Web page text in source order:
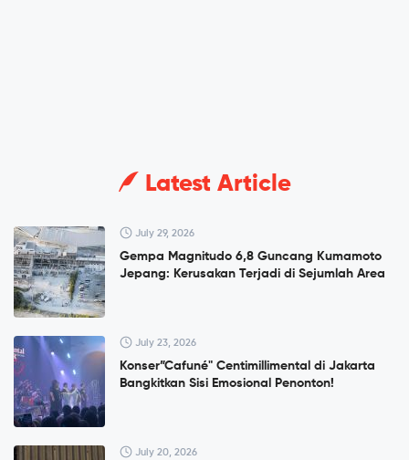
Latest Article
July 29, 2026
Gempa Magnitudo 6,8 Guncang Kumamoto
Jepang: Kerusakan Terjadi di Sejumlah Area
July 23, 2026
Konser”Cafuné" Centimillimental di Jakarta
Bangkitkan Sisi Emosional Penonton!
July 20, 2026